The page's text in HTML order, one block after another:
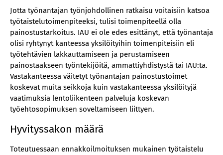
Jotta työnantajan työnjohdollinen ratkaisu voitaisiin katsoa
työtaistelutoimenpiteeksi, tulisi toimenpiteellä olla
painostustarkoitus. IAU ei ole edes esittänyt, että työnantaja
olisi ryhtynyt kanteessa yksilöityihin toimenpiteisiin eli
työtehtävien lakkauttamiseen ja perustamiseen
painostaakseen työntekijöitä, ammattiyhdistystä tai IAU:ta.
Vastakanteessa väitetyt työnantajan painostustoimet
koskevat muita seikkoja kuin vastakanteessa yksilöityjä
vaatimuksia lentoliikenteen palveluja koskevan
työehtosopimuksen soveltamiseen liittyen.
Hyvityssakon määrä
Toteutuessaan ennakkoilmoituksen mukainen työtaistelu